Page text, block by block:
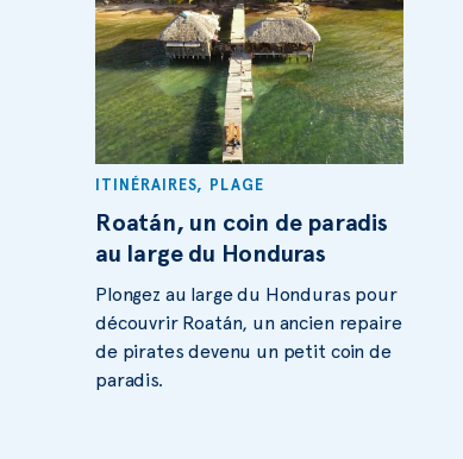
ITINÉRAIRES, PLAGE
Roatán, un coin de paradis
au large du Honduras
Plongez au large du Honduras pour
découvrir Roatán, un ancien repaire
de pirates devenu un petit coin de
paradis.